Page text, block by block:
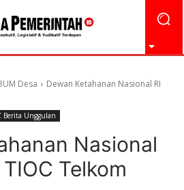
Desa
Dewan Ketahanan Nasional RI
Berita Unggulan
Nasional
Telkom